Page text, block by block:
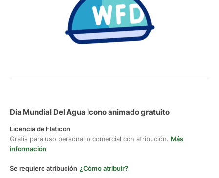
Día Mundial Del Agua Icono animado gratuito
Licencia de Flaticon
Gratis para uso personal o comercial con atribución. Más
información
Se requiere atribución ¿Cómo atribuir?